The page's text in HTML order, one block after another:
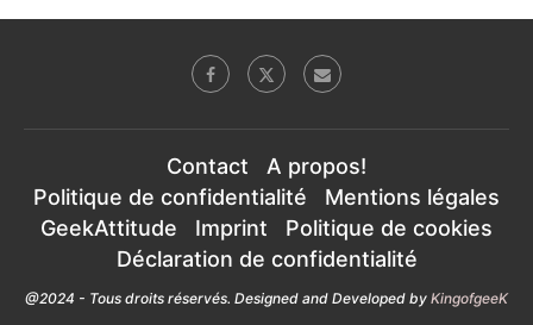
Contact
A propos!
Politique de confidentialité
Mentions légales
GeekAttitude
Imprint
Politique de cookies
Déclaration de confidentialité
@2024 - Tous droits réservés. Designed and Developed by KingofgeeK